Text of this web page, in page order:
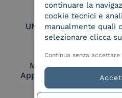
UNI EN ISO 27017
Membro Adobe
Approved Trust List
continuare la
cookie tecnici e
manualmente quali
selezionare clicca
Continua senza accettare